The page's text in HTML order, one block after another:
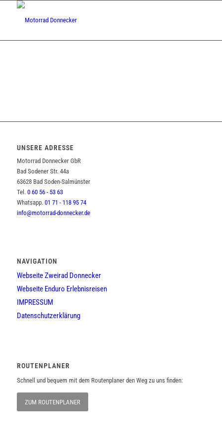
UNSERE ADRESSE
Motorrad Donnecker GbR
Bad Sodener Str. 44a
63628 Bad Soden-Salmünster
Tel. 0 60 56 - 53 63
Whatsapp. 01 71 - 118 95 74
info@motorrad-donnecker.de
NAVIGATION
Webseite Zweirad Donnecker
Webseite Enduro Erlebnisreisen
IMPRESSUM
Datenschutzerklärung
ROUTENPLANER
Schnell und bequem mit dem Routenplaner den Weg zu uns finden:
ZUM ROUTENPLANER